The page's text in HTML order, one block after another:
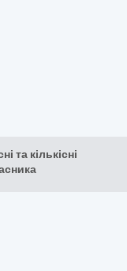
та кількісні